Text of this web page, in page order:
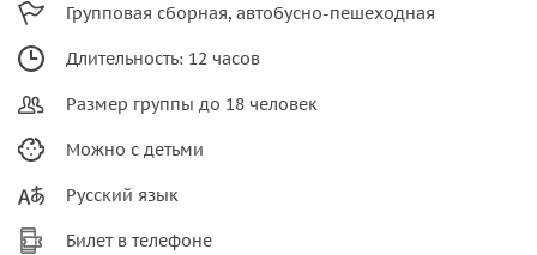
Групповая сборная, автобусно-пешеходная
Длительность: 12 часов
Размер группы до 18 человек
Можно с детьми
Русский язык
Билет в телефоне